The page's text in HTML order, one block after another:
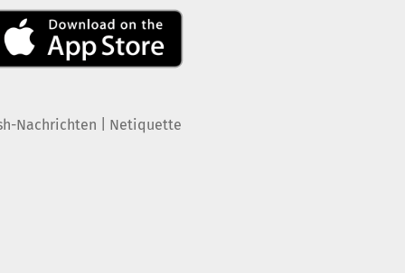
Nachrichten Netiquette